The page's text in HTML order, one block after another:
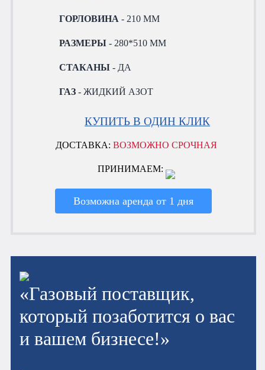
ГОРЛОВИНА - 210 ММ
РАЗМЕРЫ - 280*510 ММ
СТАКАНЫ - ДА
ГАЗ - ЖИДКИЙ АЗОТ
КУПИТЬ В ОДИН КЛИК
ДОСТАВКА:ВОЗМОЖНО СРОЧНАЯ
ПРИНИМАЕМ:
Возможна аренда от 1 дня
«Газовый поставщик,
который позаботится о вас
и вашем бизнесе!»